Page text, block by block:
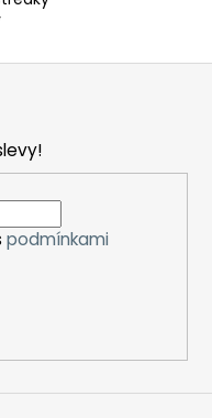
podmínkami